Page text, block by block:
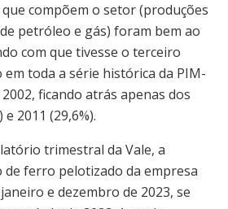
compõem o setor (produções
petróleo e gás) foram bem ao
com que tivesse o terceiro
toda a série histórica da PIM-
ficando atrás apenas dos
2011 (29,6%).
trimestral da Vale, a
ferro pelotizado da empresa
e dezembro de 2023, se